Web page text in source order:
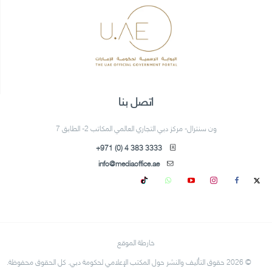
اتصل بنا
ون سنترال- مركز دبي التجاري العالمي المكاتب 2- الطابق 7
+971 (0) 4 383 3333
info@mediaoffice.ae
خارطة الموقع
© 2026 حقوق التأليف والنشر حول المكتب الإعلامي لحكومة دبي. كل الحقوق محفوظة.